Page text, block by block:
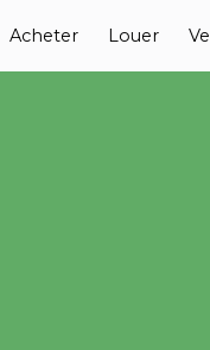
Acheter Louer